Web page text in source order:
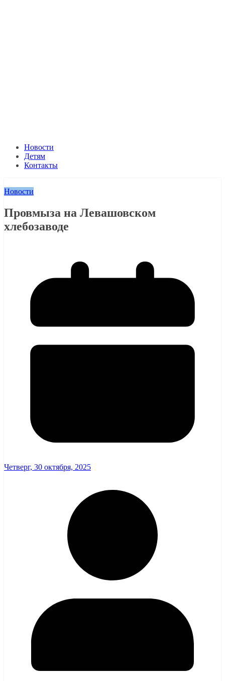
Новости
Детям
Контакты
Новости
Провмыза на Левашовском
хлебозаводе
Четверг, 30 октября, 2025